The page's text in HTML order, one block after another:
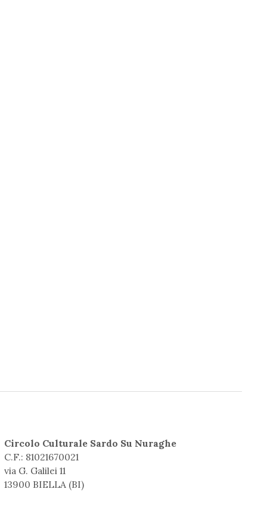
Circolo Culturale Sardo Su Nuraghe
C.F.: 81021670021
via G. Galilei 11
13900 BIELLA (BI)